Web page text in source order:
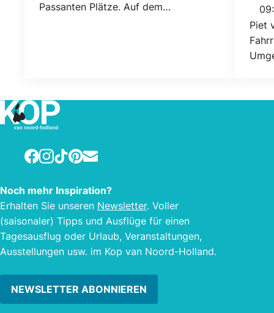
Passanten Plätze. Auf dem
Piet
Facebook
Instagram
TikTokPinterest
E-mail
Noch mehr Inspiration?
Erhalten Sie unseren Newsletter. Voller
(saisonaler) Tipps und Ausflüge für einen
Tagesausflug oder Urlaub, Veranstaltungen,
Ausstellungen usw. im Kop van Noord-Holland.
NEWSLETTER ABONNIEREN